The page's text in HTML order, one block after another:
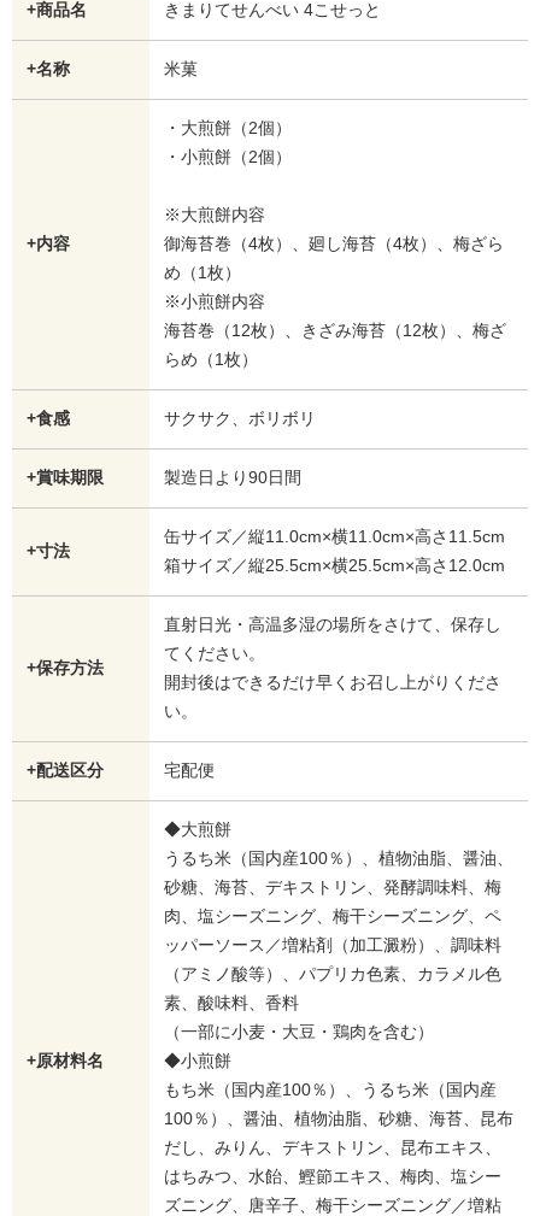
+商品名 きまりてせんべい 4こせっと
+名称 米菓
+内容
・大煎餅（2個）
・小煎餅（2個）
※大煎餅内容
御海苔巻（4枚）、廻し海苔（4枚）、梅ざら
め（1枚）
※小煎餅内容
海苔巻（12枚）、きざみ海苔（12枚）、梅ざ
らめ（1枚）
+食感 サクサク、ボリボリ
+賞味期限 製造日より90日間
+寸法
缶サイズ／縦11.0cm×横11.0cm×高さ11.5cm
箱サイズ／縦25.5cm×横25.5cm×高さ12.0cm
+保存方法
直射日光・高温多湿の場所をさけて、保存し
てください。
開封後はできるだけ早くお召し上がりくださ
い。
+配送区分 宅配便
+原材料名
◆大煎餅
うるち米（国内産100％）、植物油脂、醤油、
砂糖、海苔、デキストリン、発酵調味料、梅
肉、塩シーズニング、梅干シーズニング、ペ
ッパーソース／増粘剤（加工澱粉）、調味料
（アミノ酸等）、パプリカ色素、カラメル色
素、酸味料、香料
（一部に小麦・大豆・鶏肉を含む）
◆小煎餅
もち米（国内産100％）、うるち米（国内産
100％）、醤油、植物油脂、砂糖、海苔、昆布
だし、みりん、デキストリン、昆布エキス、
はちみつ、水飴、鰹節エキス、梅肉、塩シー
ズニング、唐辛子、梅干シーズニング／増粘